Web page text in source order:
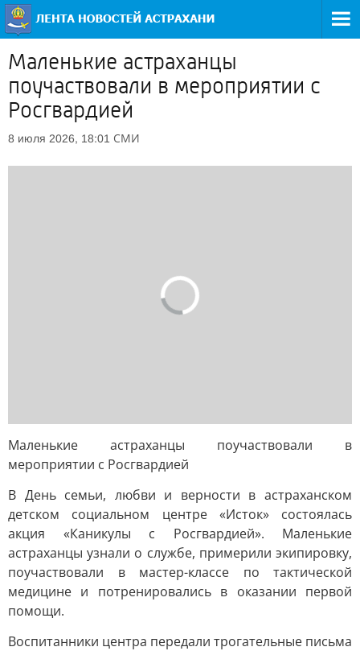
Маленькие астраханцы
поучаствовали в мероприятии с
Росгвардией
8 июля 2026, 18:01 СМИ
Маленькие астраханцы поучаствовали в
мероприятии с Росгвардией
В День семьи, любви и верности в астраханском
детском социальном центре «Исток» состоялась
акция «Каникулы с Росгвардией». Маленькие
астраханцы узнали о службе, примерили экипировку,
поучаствовали в мастер-классе по тактической
медицине и потренировались в оказании первой
помощи.
Воспитанники центра передали трогательные письма